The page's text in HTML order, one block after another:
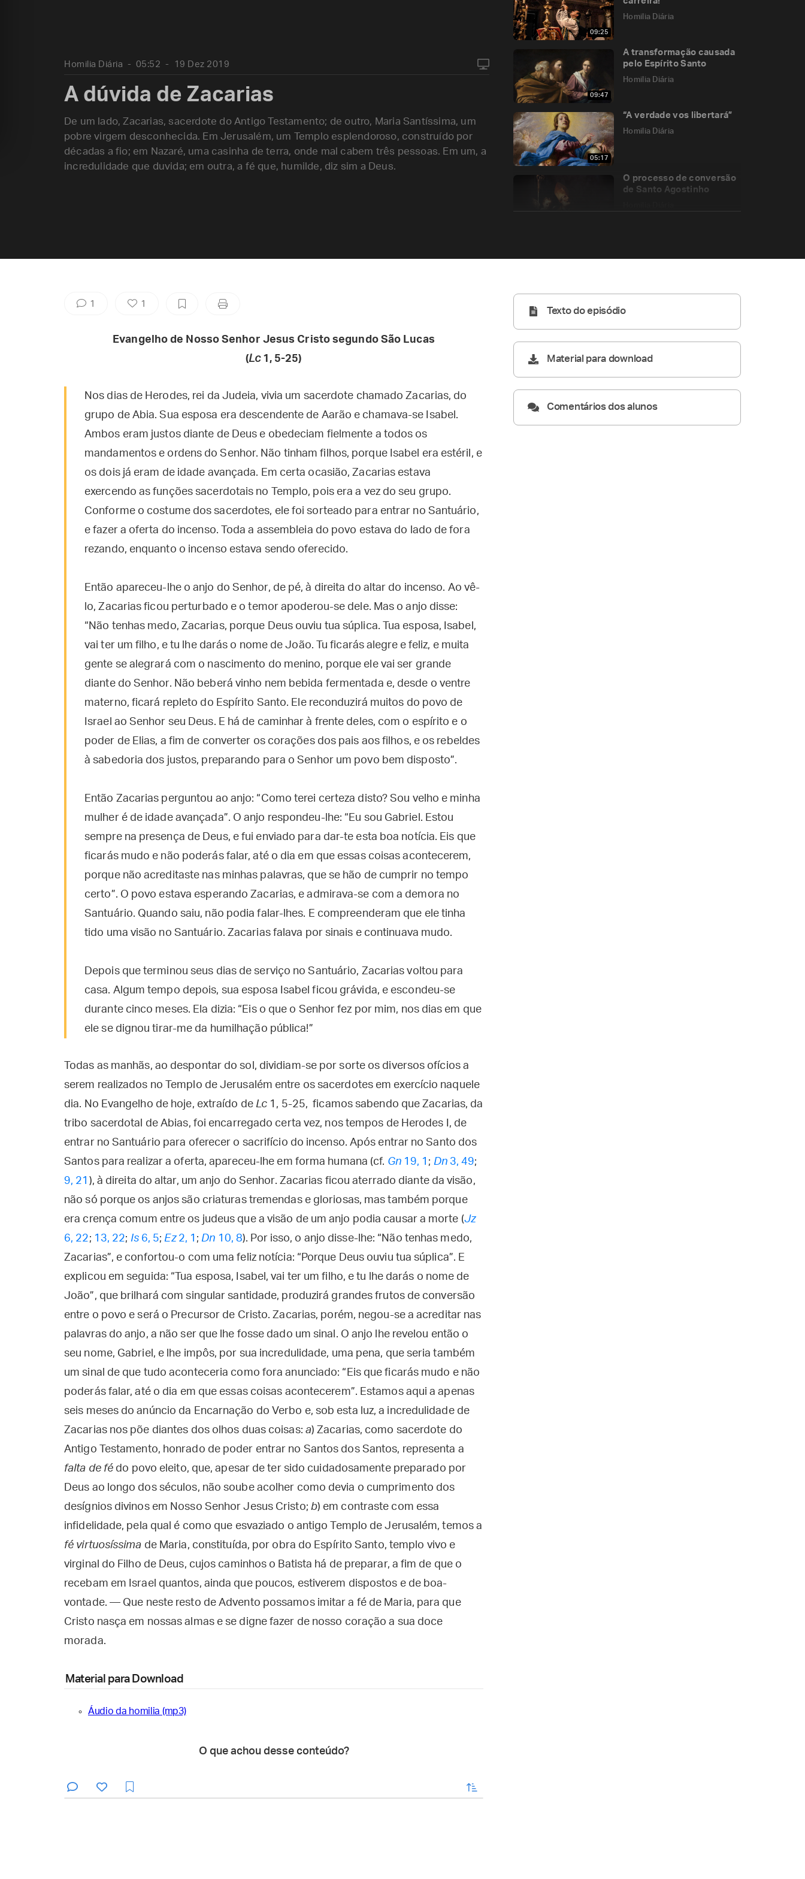
09:25
Homilia Diária
09:47
A transformação causada
pelo Espírito Santo
Homilia Diária
05:17
“A verdade vos libertará”
Homilia Diária
O processo de conversão
de Santo Agostinho
Homilia Diária 05:52 19 Dez 2019
A dúvida de Zacarias
De um lado, Zacarias, sacerdote do Antigo Testamento; de outro, Maria Santíssima, um
pobre virgem desconhecida. Em Jerusalém, um Templo esplendoroso, construído por
décadas a fio; em Nazaré, uma casinha de terra, onde mal cabem três pessoas. Em um, a
incredulidade que duvida; em outra, a fé que, humilde, diz sim a Deus.
1 1
Evangelho de Nosso Senhor Jesus Cristo segundo São Lucas
(Lc 1, 5-25)
Nos dias de Herodes, rei da Judeia, vivia um sacerdote chamado Zacarias, do
grupo de Abia. Sua esposa era descendente de Aarão e chamava-se Isabel.
Ambos eram justos diante de Deus e obedeciam fielmente a todos os
mandamentos e ordens do Senhor. Não tinham filhos, porque Isabel era estéril, e
os dois já eram de idade avançada. Em certa ocasião, Zacarias estava
exercendo as funções sacerdotais no Templo, pois era a vez do seu grupo.
Conforme o costume dos sacerdotes, ele foi sorteado para entrar no Santuário,
e fazer a oferta do incenso. Toda a assembleia do povo estava do lado de fora
rezando, enquanto o incenso estava sendo oferecido.
Então apareceu-lhe o anjo do Senhor, de pé, à direita do altar do incenso. Ao vê-
lo, Zacarias ficou perturbado e o temor apoderou-se dele. Mas o anjo disse:
“Não tenhas medo, Zacarias, porque Deus ouviu tua súplica. Tua esposa, Isabel,
vai ter um filho, e tu lhe darás o nome de João. Tu ficarás alegre e feliz, e muita
gente se alegrará com o nascimento do menino, porque ele vai ser grande
diante do Senhor. Não beberá vinho nem bebida fermentada e, desde o ventre
materno, ficará repleto do Espírito Santo. Ele reconduzirá muitos do povo de
Israel ao Senhor seu Deus. E há de caminhar à frente deles, com o espírito e o
poder de Elias, a fim de converter os corações dos pais aos filhos, e os rebeldes
à sabedoria dos justos, preparando para o Senhor um povo bem disposto”.
Então Zacarias perguntou ao anjo: “Como terei certeza disto? Sou velho e minha
mulher é de idade avançada”. O anjo respondeu-lhe: “Eu sou Gabriel. Estou
sempre na presença de Deus, e fui enviado para dar-te esta boa notícia. Eis que
ficarás mudo e não poderás falar, até o dia em que essas coisas acontecerem,
porque não acreditaste nas minhas palavras, que se hão de cumprir no tempo
certo”. O povo estava esperando Zacarias, e admirava-se com a demora no
Santuário. Quando saiu, não podia falar-lhes. E compreenderam que ele tinha
tido uma visão no Santuário. Zacarias falava por sinais e continuava mudo.
Depois que terminou seus dias de serviço no Santuário, Zacarias voltou para
casa. Algum tempo depois, sua esposa Isabel ficou grávida, e escondeu-se
durante cinco meses. Ela dizia: “Eis o que o Senhor fez por mim, nos dias em que
ele se dignou tirar-me da humilhação pública!”
Todas as manhãs, ao despontar do sol, dividiam-se por sorte os diversos ofícios a
serem realizados no Templo de Jerusalém entre os sacerdotes em exercício naquele
dia. No Evangelho de hoje, extraído de Lc 1, 5-25, ficamos sabendo que Zacarias, da
tribo sacerdotal de Abias, foi encarregado certa vez, nos tempos de Herodes I, de
entrar no Santuário para oferecer o sacrifício do incenso. Após entrar no Santo dos
Santos para realizar a oferta, apareceu-lhe em forma humana (cf. Gn19, 1 ; Dn3, 49;
9, 21 ), à direita do altar, um anjo do Senhor. Zacarias ficou aterrado diante da visão,
não só porque os anjos são criaturas tremendas e gloriosas, mas também porque
era crença comum entre os judeus que a visão de um anjo podia causar a morte (Jz
6, 22; 13, 22; Is6, 5;Ez2, 1 ;Dn 10, 8). Por isso, o anjo disse-lhe: “Não tenhas medo,
Zacarias”, e confortou-o com uma feliz notícia: “Porque Deus ouviu tua súplica”. E
explicou em seguida: “Tua esposa, Isabel, vai ter um filho, e tu lhe darás o nome de
João”, que brilhará com singular santidade, produzirá grandes frutos de conversão
entre o povo e será o Precursor de Cristo. Zacarias, porém, negou-se a acreditar nas
palavras do anjo, a não ser que lhe fosse dado um sinal. O anjo lhe revelou então o
seu nome, Gabriel, e lhe impôs, por sua incredulidade, uma pena, que seria também
um sinal de que tudo aconteceria como fora anunciado: “Eis que ficarás mudo e não
poderás falar, até o dia em que essas coisas acontecerem”. Estamos aqui a apenas
seis meses do anúncio da Encarnação do Verbo e, sob esta luz, a incredulidade de
Zacarias nos põe diantes dos olhos duas coisas: a) Zacarias, como sacerdote do
Antigo Testamento, honrado de poder entrar no Santos dos Santos, representa a
falta de fé do povo eleito, que, apesar de ter sido cuidadosamente preparado por
Deus ao longo dos séculos, não soube acolher como devia o cumprimento dos
desígnios divinos em Nosso Senhor Jesus Cristo; b) em contraste com essa
infidelidade, pela qual é como que esvaziado o antigo Templo de Jerusalém, temos a
fé virtuosíssima de Maria, constituída, por obra do Espírito Santo, templo vivo e
virginal do Filho de Deus, cujos caminhos o Batista há de preparar, a fim de que o
recebam em Israel quantos, ainda que poucos, estiverem dispostos e de boa-
vontade. — Que neste resto de Advento possamos imitar a fé de Maria, para que
Cristo nasça em nossas almas e se digne fazer de nosso coração a sua doce
morada.
Material para Download
Áudio da homilia (mp3)
O que achou desse conteúdo?
enviar
Texto do episódio
Material para download
Comentários dos alunos